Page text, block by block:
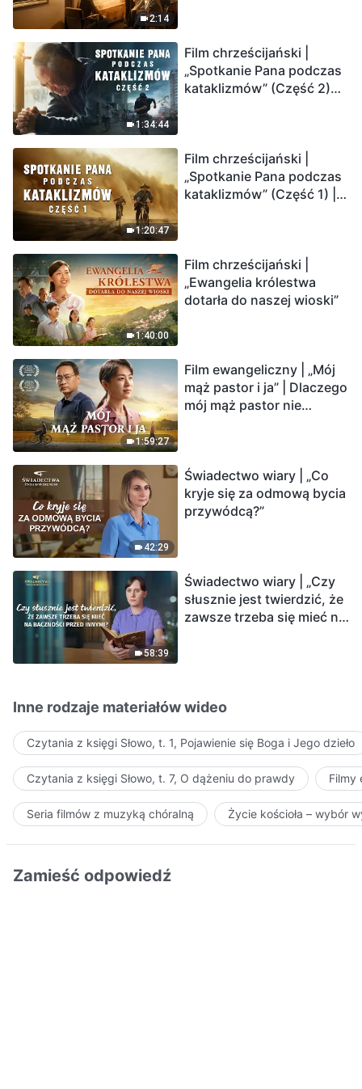
2:14
1:34:44
Film chrześcijański |
„Spotkanie Pana podczas
kataklizmów” (Część 2)
Ludzkość weszła w
odliczanie. Czy znalazłeś
już drogę ocalenia?
1:20:47
Film chrześcijański |
„Spotkanie Pana podczas
kataklizmów” (Część 1) |
1:40:00
Film chrześcijański |
„Ewangelia królestwa
dotarła do naszej wioski”
1:59:27
Film ewangeliczny | „Mój
mąż pastor i ja” | Dlaczego
mój mąż pastor nie
42:29
Świadectwo wiary | „Co
kryje się za odmową bycia
przywódcą?”
58:39
Świadectwo wiary | „Czy
słusznie jest twierdzić, że
zawsze trzeba się mieć na
Inne rodzaje materiałów wideo
Czytania z księgi Słowo, t. 1, Pojawienie się Boga i Jego dzieło
Czytania z księgi Słowo, t. 7, O dążeniu do prawdy Filmy
Seria filmów z muzyką chóralną Życie kościoła – wybór
Zamieść odpowiedź